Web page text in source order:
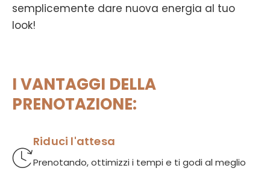
semplicemente dare nuova energia al tuo
look!
I VANTAGGI DELLA
PRENOTAZIONE:
Riduci l'attesa
Prenotando, ottimizzi i tempi e ti godi al meglio